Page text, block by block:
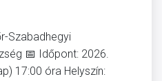
Szabadhegyi
📅 Időpont: 2026.
17:00 óra Helyszín: